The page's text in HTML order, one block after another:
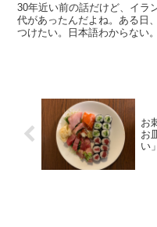
30年近い前の話だけど、イラ
代があったんだよね。ある日
つけたい。日本語わからない
お
お
い」